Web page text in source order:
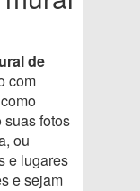
de
com
suas fotos
ou
e lugares
e sejam